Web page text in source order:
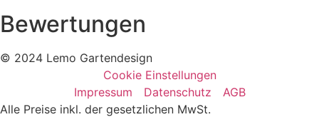
Bewertungen
© 2024 Lemo Gartendesign
Cookie Einstellungen
Impressum
Datenschutz
AGB
Alle Preise inkl. der gesetzlichen MwSt.